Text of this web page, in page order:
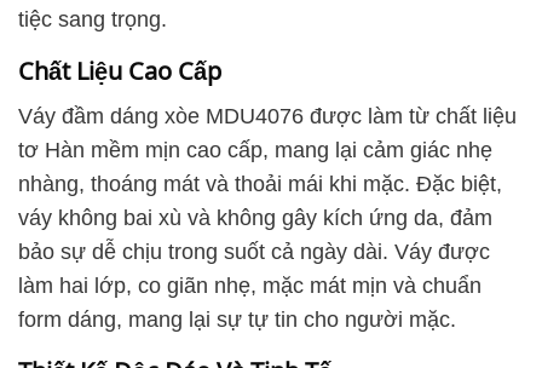
tiệc sang trọng.
Chất Liệu Cao Cấp
Váy đầm dáng xòe MDU4076 được làm từ chất liệu
tơ Hàn mềm mịn cao cấp, mang lại cảm giác nhẹ
nhàng, thoáng mát và thoải mái khi mặc. Đặc biệt,
váy không bai xù và không gây kích ứng da, đảm
bảo sự dễ chịu trong suốt cả ngày dài. Váy được
làm hai lớp, co giãn nhẹ, mặc mát mịn và chuẩn
form dáng, mang lại sự tự tin cho người mặc.